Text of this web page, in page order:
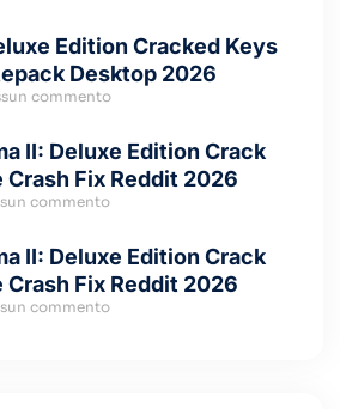
Edition Cracked Keys
Desktop 2026
commento
II: Deluxe Edition Crack
Crash Fix Reddit 2026
commento
II: Deluxe Edition Crack
Crash Fix Reddit 2026
commento